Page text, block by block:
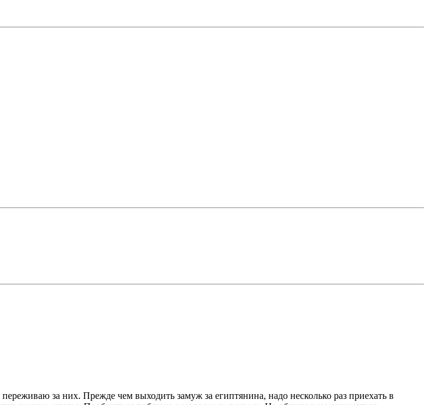
за них. Прежде чем выходить замуж за египтянина, надо несколько раз приехать в